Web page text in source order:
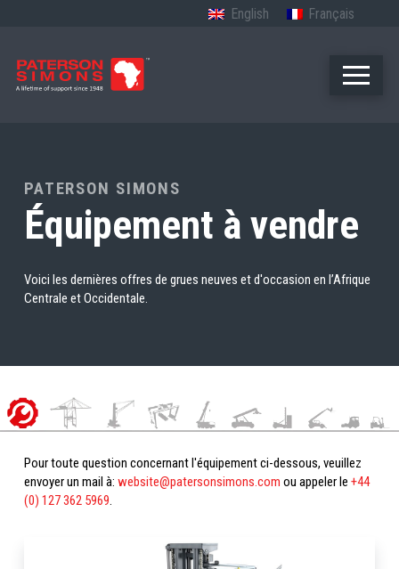
English Français
PATERSON SIMONS
Équipement à vendre
Voici les dernières offres de grues neuves et d'occasion en l’Afrique
Centrale et Occidentale.
Pour toute question concernant l'équipement ci-dessous, veuillez
envoyer un mail à: website@patersonsimons.com ou appeler le +44
(0) 127 362 5969.